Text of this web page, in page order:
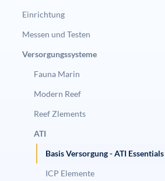
Einrichtung
Messen und Testen
Versorgungssysteme
Fauna Marin
Modern Reef
Reef Zlements
ATI
Basis Versorgung - ATI Essentials
ICP Elemente